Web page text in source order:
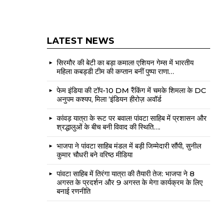
LATEST NEWS
सिरमौर की बेटी का बड़ा कमाल! एशियन गेम्स में भारतीय
महिला कबड्डी टीम की कप्तान बनीं पुष्पा राणा…
फेम इंडिया की टॉप-10 DM रैंकिंग में चमके शिमला के DC
अनुपम कश्यप, मिला ‘इंडियन हीरोज़ अवॉर्ड
कांवड़ यात्रा के रूट पर बवाल! पांवटा साहिब में प्रशासन और
श्रद्धालुओं के बीच बनी विवाद की स्थिति….
भाजपा ने पांवटा साहिब मंडल में बड़ी जिम्मेदारी सौंपी, सुनील
कुमार चौधरी बने वरिष्ठ मीडिया
पांवटा साहिब में तिरंगा यात्रा की तैयारी तेज: भाजपा ने 8
अगस्त के प्रदर्शन और 9 अगस्त के मेगा कार्यक्रम के लिए
बनाई रणनीति